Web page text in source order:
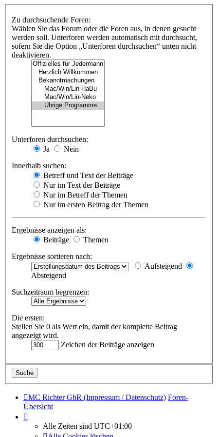
Zu durchsuchende Foren:
Wählen Sie das Forum oder die Foren aus, in denen gesucht
werden soll. Unterforen werden automatisch mit durchsucht,
sofern Sie die Option „Unterforen durchsuchen“ unten nicht
deaktivieren.
Unterforen durchsuchen:
Ja
Nein
Innerhalb suchen:
Betreff und Text der Beiträge
Nur im Text der Beiträge
Nur im Betreff der Themen
Nur im ersten Beitrag der Themen
Ergebnisse anzeigen als:
Beiträge
Themen
Ergebnisse sortieren nach:
Aufsteigend
Absteigend
Suchzeitraum begrenzen:
Die ersten:
Stellen Sie 0 als Wert ein, damit der komplette Beitrag
angezeigt wird.
Zeichen der Beiträge anzeigen
MC Richter GbR (Impressum / Datenschutz) Foren-
Übersicht
Alle Zeiten sind UTC+01:00